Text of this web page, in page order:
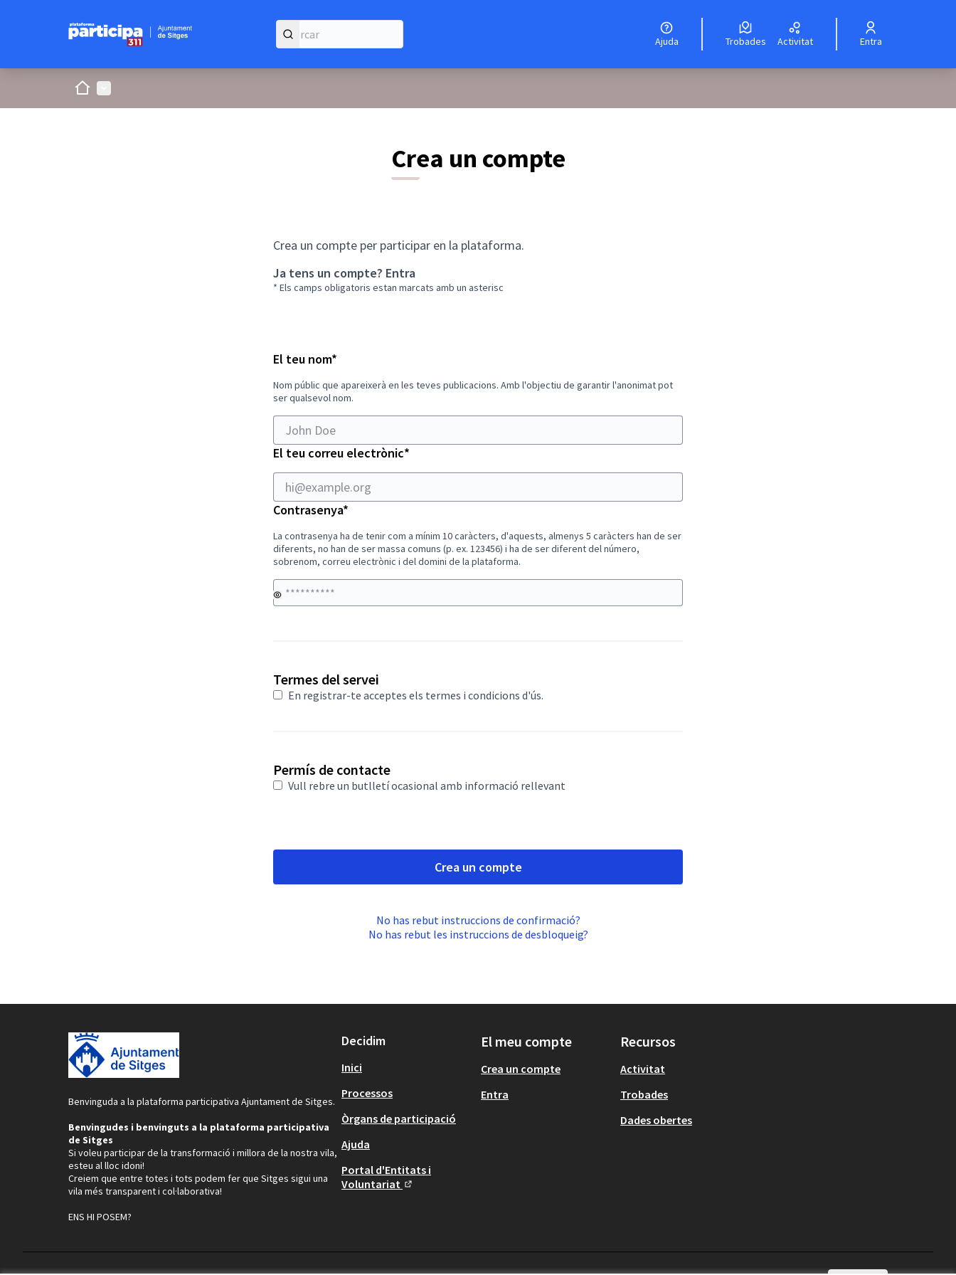
Ajuda Trobades Activitat Entra
Inici Menú principal
Crea un compte
Crea un compte per participar en la plataforma.
Ja tens un compte? Entra
* Els camps obligatoris estan marcats amb un asterisc
El teu nom*
Nom públic que apareixerà en les teves publicacions. Amb l'objectiu de garantir l'anonimat pot
ser qualsevol nom.
El teu correu electrònic*
hi@example.org
Contrasenya*
La contrasenya ha de tenir com a mínim 10 caràcters, d'aquests, almenys 5 caràcters han de ser
diferents, no han de ser massa comuns (p. ex. 123456) i ha de ser diferent del número,
sobrenom, correu electrònic i del domini de la plataforma.
Termes del servei
Obligatori
En registrar-te acceptes els termes i condicions d'ús.
Permís de contacte
Vull rebre un butlletí ocasional amb informació rellevant
Crea un compte
No has rebut instruccions de confirmació?
No has rebut les instruccions de desbloqueig?
Benvinguda a la plataforma participativa Ajuntament de Sitges.
Benvingudes i benvinguts a la plataforma participativa
de Sitges
Si voleu participar de la transformació i millora de la nostra vila,
esteu al lloc idoni!
Creiem que entre totes i tots podem fer que Sitges sigui una
vila més transparent i col·laborativa!
ENS HI POSEM?
Decidim
Inici
Processos
Òrgans de participació
Ajuda
Portal d'Entitats i
Voluntariat
El meu compte
Crea un compte
Entra
Recursos
Activitat
Trobades
Dades obertes